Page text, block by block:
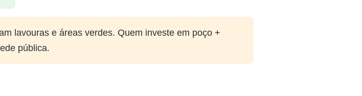
lavouras e áreas verdes. Quem investe em poço +
pública.